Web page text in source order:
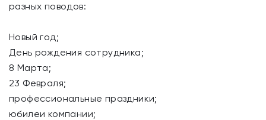
разных поводов:
Новый год;
День рождения сотрудника;
8 Марта;
23 Февраля;
профессиональные праздники;
юбилеи компании;